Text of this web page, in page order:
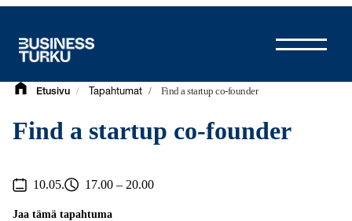
Etusivu / Tapahtumat / Find a startup co-founder
Find a startup co-founder
10.05. 17.00 – 20.00
Jaa tämä tapahtuma